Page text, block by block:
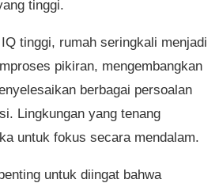
tinggi.
tinggi, rumah seringkali menjadi
pikiran, mengembangkan
berbagai persoalan
Lingkungan yang tenang
untuk fokus secara mendalam.
untuk diingat bahwa